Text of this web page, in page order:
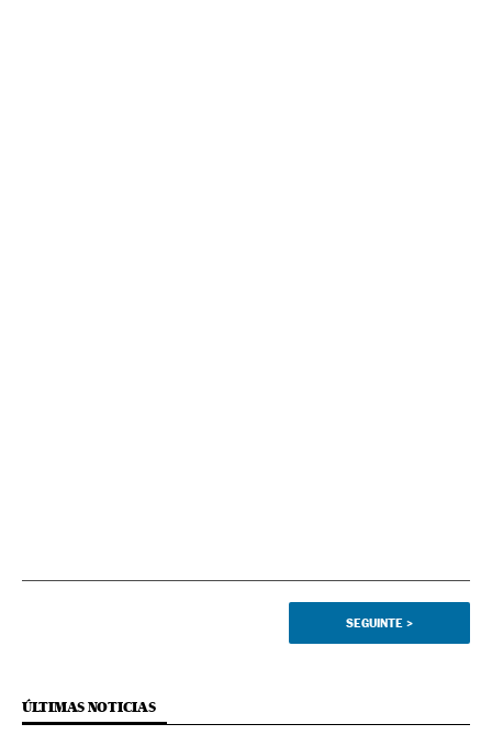
SEGUINTE >
ÚLTIMAS NOTICIAS